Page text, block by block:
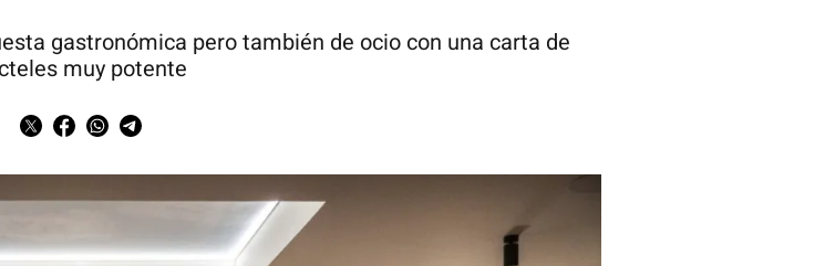
gastronómica pero también de ocio con una carta de
muy potente